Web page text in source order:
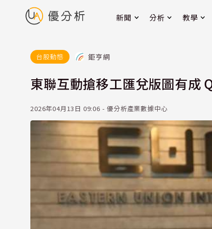
新聞 分析 教學
台股動態 鉅亨網
東聯互動搶移工匯兌版圖有成
2026年04月13日 09:06 - 優分析產業數據中心